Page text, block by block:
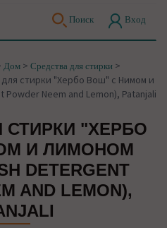
Поиск Вход
Дом > Средства для стирки >
стирки "Хербо Вош" с Нимом и
Neem and Lemon), Patanjali
"ХЕРБО
И ЛИМОНОМ
DETERGENT
AND LEMON),